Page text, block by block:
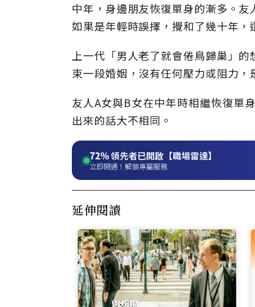
中年，身邊朋友恢復單身的漸多。
如果是年輕時誤擇，攪和了幾十年
上一代「男人老了就會倦鳥歸巢」
束一段婚姻，沒有任何壓力或阻力
友人A女與B女在中年時相繼恢復單
出來的話大不相同。
72%領先者已開啟【職場雷達】
立即開通！解鎖專屬服務
延伸閱讀